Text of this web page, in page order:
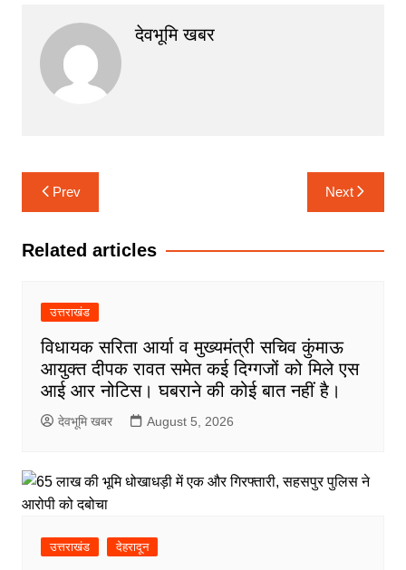
देवभूमि खबर
Post
navigation
Prev Next
Related articles
उत्तराखंड
विधायक सरिता आर्या व मुख्यमंत्री सचिव कुंमाऊ
आयुक्त दीपक रावत समेत कई दिग्गजों को मिले एस
आई आर नोटिस। घबराने की कोई बात नहीं है।
देवभूमि खबर August 5, 2026
उत्तराखंड देहरादून